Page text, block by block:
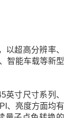
以超高分辨率、
智能车载等新型
英寸尺寸系列、
、亮度方面均有